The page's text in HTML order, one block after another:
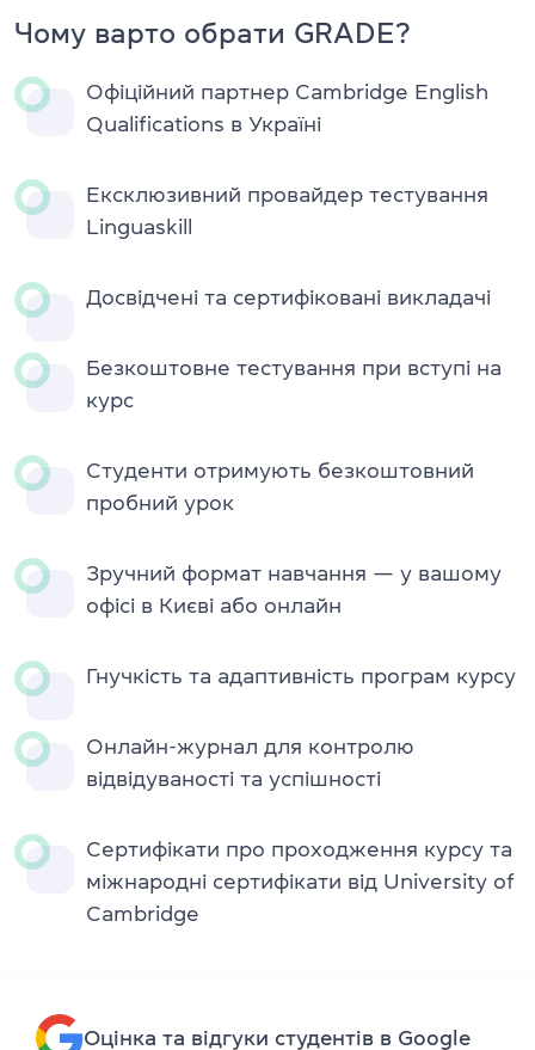
Чому варто обрати GRADE?
Офіційний партнер Cambridge English
Qualifications в Україні
Ексклюзивний провайдер тестування
Linguaskill
Досвідчені та сертифіковані викладачі
Безкоштовне тестування при вступі на
курс
Студенти отримують безкоштовний
пробний урок
Зручний формат навчання — у вашому
офісі в Києві або онлайн
Гнучкість та адаптивність програм курсу
Онлайн-журнал для контролю
відвідуваності та успішності
Сертифікати про проходження курсу та
міжнародні сертифікати від University of
Cambridge
Оцінка та відгуки студентів в Google